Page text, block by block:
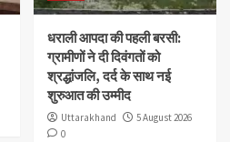
धराली आपदा की पहली बरसी:
ग्रामीणों ने दी दिवंगतों को
श्रद्धांजलि, दर्द के साथ नई
शुरुआत की उम्मीद
Uttarakhand
5 August 2026
0